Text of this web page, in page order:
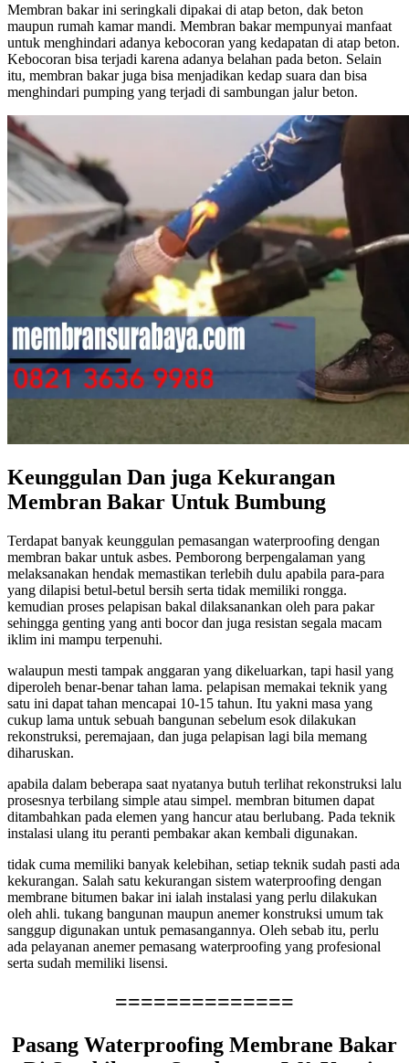
Membran bakar ini seringkali dipakai di atap beton, dak beton
maupun rumah kamar mandi. Membran bakar mempunyai manfaat
untuk menghindari adanya kebocoran yang kedapatan di atap beton.
Kebocoran bisa terjadi karena adanya belahan pada beton. Selain
itu, membran bakar juga bisa menjadikan kedap suara dan bisa
menghindari pumping yang terjadi di sambungan jalur beton.
Keunggulan Dan juga Kekurangan
Membran Bakar Untuk Bumbung
Terdapat banyak keunggulan pemasangan waterproofing dengan
membran bakar untuk asbes. Pemborong berpengalaman yang
melaksanakan hendak memastikan terlebih dulu apabila para-para
yang dilapisi betul-betul bersih serta tidak memiliki rongga.
kemudian proses pelapisan bakal dilaksanankan oleh para pakar
sehingga genting yang anti bocor dan juga resistan segala macam
iklim ini mampu terpenuhi.
walaupun mesti tampak anggaran yang dikeluarkan, tapi hasil yang
diperoleh benar-benar tahan lama. pelapisan memakai teknik yang
satu ini dapat tahan mencapai 10-15 tahun. Itu yakni masa yang
cukup lama untuk sebuah bangunan sebelum esok dilakukan
rekonstruksi, peremajaan, dan juga pelapisan lagi bila memang
diharuskan.
apabila dalam beberapa saat nyatanya butuh terlihat rekonstruksi lalu
prosesnya terbilang simple atau simpel. membran bitumen dapat
ditambahkan pada elemen yang hancur atau berlubang. Pada teknik
instalasi ulang itu peranti pembakar akan kembali digunakan.
tidak cuma memiliki banyak kelebihan, setiap teknik sudah pasti ada
kekurangan. Salah satu kekurangan sistem waterproofing dengan
membrane bitumen bakar ini ialah instalasi yang perlu dilakukan
oleh ahli. tukang bangunan maupun anemer konstruksi umum tak
sanggup digunakan untuk pemasangannya. Oleh sebab itu, perlu
ada pelayanan anemer pemasang waterproofing yang profesional
serta sudah memiliki lisensi.
==============
Pasang Waterproofing Membrane Bakar